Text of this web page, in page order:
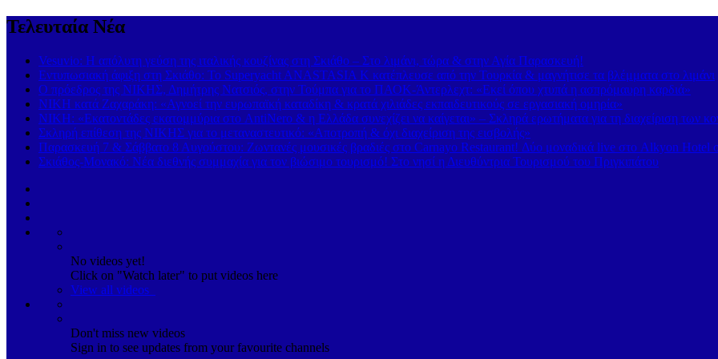
Τελευταία Νέα
Vesuvio: Η απόλυτη γεύση της ιταλικής κουζίνας στη Σκιάθο – Στο λιμάνι, τώρα & στην Αγία Παρασκευή!
Εντυπωσιακή άφιξη στη Σκιάθο: Το Superyacht ANASTASIA K κατέπλευσε από την Τουρκία & μαγνήτισε τα βλέμματα στο λιμάνι
Ο πρόεδρος της ΝΙΚΗΣ, Δημήτρης Νατσιός, στην Τούμπα για το ΠΑΟΚ-Άντερλεχτ: «Εκεί όπου χτυπά η ασπρόμαυρη καρδιά»
ΝΙΚΗ κατά Ζαχαράκη: «Αγνοεί την ευρωπαϊκή καταδίκη & κρατά χιλιάδες εκπαιδευτικούς σε εργασιακή ομηρία»
ΝΙΚΗ: «Εκατοντάδες εκατομμύρια στο AntiNero & η Ελλάδα συνεχίζει να καίγεται» – Σκληρά ερωτήματα για τη διαχείριση των
Σκληρή επίθεση της ΝΙΚΗΣ για το μεταναστευτικό: «Αποτροπή & όχι διαχείριση της εισβολής»
Παρασκευή 7 & Σάββατο 8 Αυγούστου: Ζωντανές μουσικές βραδιές στο Carnayo Restaurant! Δύο μοναδικά live στο Alkyon Hotel
Σκιάθος-Μονακό: Νέα διεθνής συμμαχία για τον βιώσιμο τουρισμό! Στο νησί η Διευθύντρια Τουρισμού του Πριγκιπάτου
No videos yet!
Click on "Watch later" to put videos here
View all videos
Don't miss new videos
Sign in to see updates from your favourite channels